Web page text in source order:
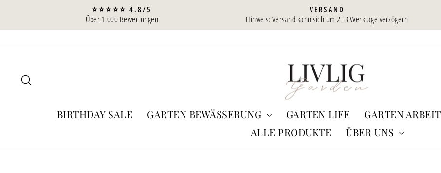
Inhalt
Diaporama
⭐⭐⭐⭐⭐ 4.8/5
Über 1.000 Bewertungen
VERSAND
Hinweis: Versand kann sich um 2–3 Werktage verzögern
BIRTHDAY SALE GARTEN BEWÄSSERUNG GARTEN LIFE GARTEN ARBEIT
ALLE PRODUKTE
ÜBER UNS